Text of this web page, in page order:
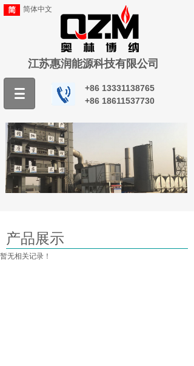
+86 13331138765
+86 18611537730
简体中文
江苏惠润能源科技有限公司
暂无相关记录！
产品展示